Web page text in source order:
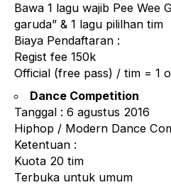
Bawa 1 lagu wajib Pee Wee
garuda” & 1 lagu pililhan tim
Biaya Pendaftaran :
Regist fee 150k
Official (free pass) / tim = 1
Dance Competition
Tanggal : 6 agustus 2016
Hiphop / Modern Dance
Ketentuan :
Kuota 20 tim
Terbuka untuk umum